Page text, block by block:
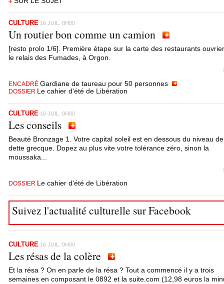
CULTURE 16 JUIL. 0H00
Un routier bon comme un camion
[resto prolo 1/6]. Première étape sur la carte des restaurants
le relais des Fumades, à Orgon.
ENCADRÉ Gardiane de taureau pour 50 personnes
DOSSIER Le cahier d'été de Libération
CULTURE 16 JUIL. 0H00
Les conseils
Beauté Bronzage 1. Votre capital soleil est en dessous du niveau
dette grecque. Dopez au plus vite votre tolérance zéro, sinon la
moussaka...
DOSSIER Le cahier d'été de Libération
Suivez l'actualité culturelle sur Facebook
CULTURE 16 JUIL. 0H00
Les résas de la colère
Et la résa ? On en parle de la résa ? Tout a commencé il y a trois
semaines en composant le 0892 et la suite.com (12,98 euros la